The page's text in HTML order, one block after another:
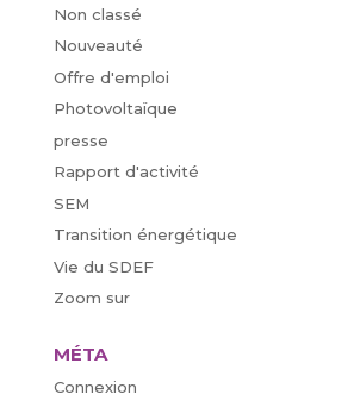
Non classé
Nouveauté
Offre d'emploi
Photovoltaïque
presse
Rapport d'activité
SEM
Transition énergétique
Vie du SDEF
Zoom sur
MÉTA
Connexion